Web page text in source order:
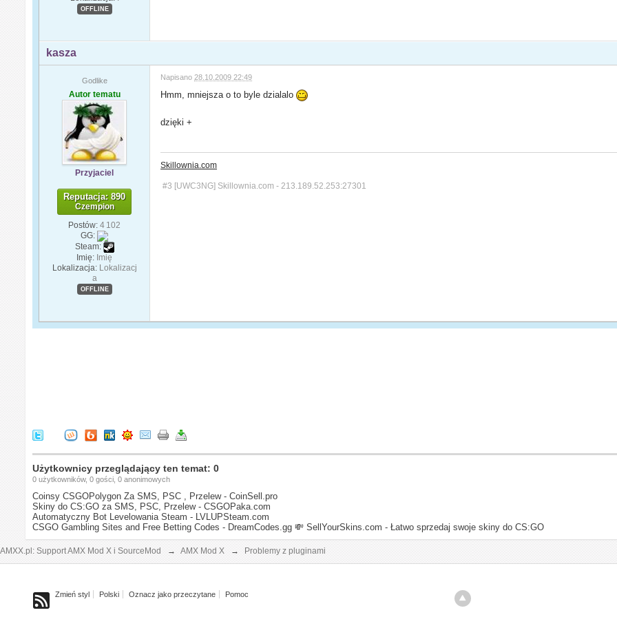
OFFLINE
kasza
Godlike
Autor tematu
Przyjaciel
Reputacja: 890
Czempion
Postów: 4 102
GG:
Steam:
Imię: Imię
Lokalizacja: Lokalizacj
a
OFFLINE
Napisano 28.10.2009 22:49
Hmm, mniejsza o to byle dzialalo
dzięki +
Skillownia.com
#3 [UWC3NG] Skillownia.com - 213.189.52.253:27301
Użytkownicy przeglądający ten temat: 0
0 użytkowników, 0 gości, 0 anonimowych
Coinsy CSGOPolygon Za SMS, PSC , Przelew - CoinSell.pro
Skiny do CS:GO za SMS, PSC, Przelew - CSGOPaka.com
Automatyczny Bot Levelowania Steam - LVLUPSteam.com
CSGO Gambling Sites and Free Betting Codes - DreamCodes.gg 💸 SellYourSkins.com - Łatwo sprzedaj swoje skiny do CS:GO
AMXX.pl: Support AMX Mod X i SourceMod → AMX Mod X → Problemy z pluginami
Zmień styl Polski Oznacz jako przeczytane Pomoc